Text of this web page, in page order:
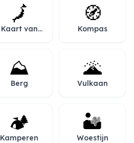
🗾
Kaart van
🧭
Kompas
⛰️
Berg
🌋
Vulkaan
🏕️
Kamperen
🏜️
Woestijn